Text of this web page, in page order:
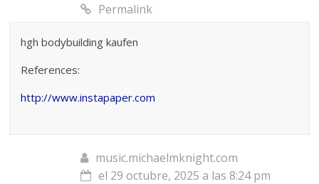
Permalink
hgh bodybuilding kaufen
References:
http://www.instapaper.com
music.michaelmknight.com
el 29 octubre, 2025 a las 8:24 pm